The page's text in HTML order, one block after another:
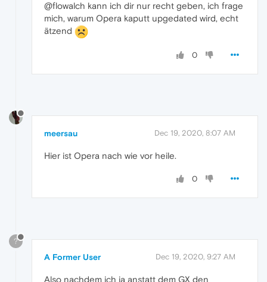
@flowalch kann ich dir nur recht geben, ich frage
mich, warum Opera kaputt upgedated wird, echt
ätzend
0
meersau Dec 19, 2020, 8:07 AM
Hier ist Opera nach wie vor heile.
0
?
A Former User Dec 19, 2020, 9:27 AM
Also nachdem ich ja anstatt dem GX den